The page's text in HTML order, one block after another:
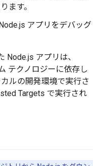
ます。
アプリをデバッグ
Node.js アプリは、
テクノロジーに依存し
ルの開発環境で実行さ
Targets で実行され